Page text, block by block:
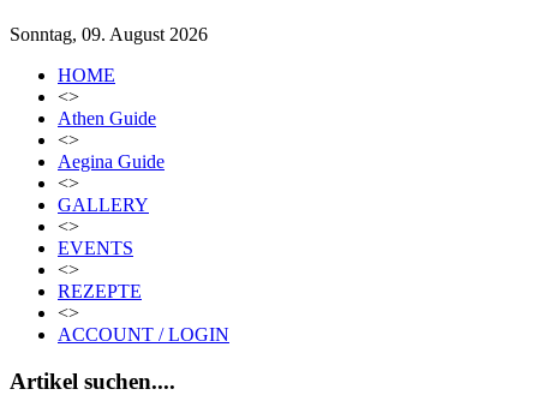
Sonntag, 09. August 2026
HOME
<>
Athen Guide
<>
Aegina Guide
<>
GALLERY
<>
EVENTS
<>
REZEPTE
<>
ACCOUNT / LOGIN
Artikel suchen....